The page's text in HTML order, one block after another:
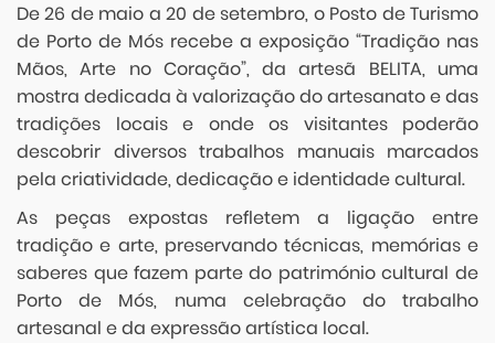
De 26 de maio a 20 de setembro, o Posto de Turismo
de Porto de Mós recebe a exposição “Tradição nas
Mãos, Arte no Coração”, da artesã BELITA, uma
mostra dedicada à valorização do artesanato e das
tradições locais e onde os visitantes poderão
descobrir diversos trabalhos manuais marcados
pela criatividade, dedicação e identidade cultural.
As peças expostas refletem a ligação entre
tradição e arte, preservando técnicas, memórias e
saberes que fazem parte do património cultural de
Porto de Mós, numa celebração do trabalho
artesanal e da expressão artística local.